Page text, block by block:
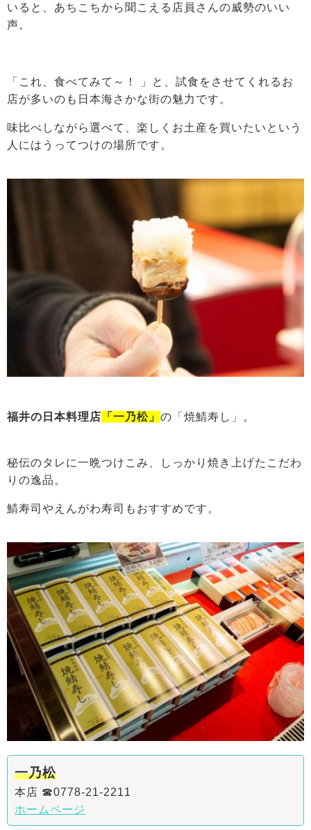
いると、あちこちから聞こえる店員さんの威勢のいい
声。
「これ、食べてみて～！ 」と、試食をさせてくれるお
店が多いのも日本海さかな街の魅力です。
味比べしながら選べて、楽しくお土産を買いたいという
人にはうってつけの場所です。
福井の日本料理店 「一乃松」 の「焼鯖寿し」。
秘伝のタレに一晩つけこみ、しっかり焼き上げたこだわ
りの逸品。
鯖寿司やえんがわ寿司もおすすめです。
一乃松
本店 ☎0778-21-2211
ホームページ